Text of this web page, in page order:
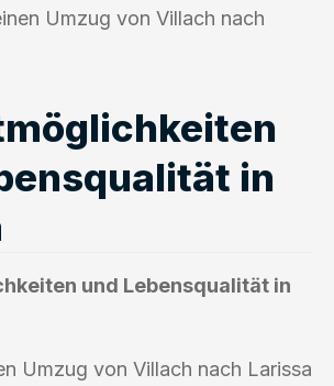
Umzug von Villach nach
in
und Lebensqualität in
Umzug von Villach nach Larissa